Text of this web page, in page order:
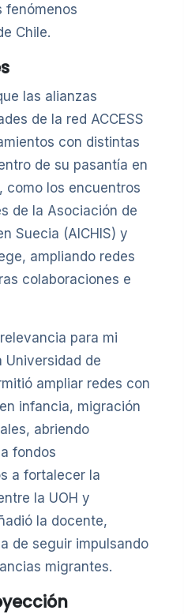
fenómenos
Chile.
las alianzas
de la red ACCESS
con distintas
de su pasantía en
como los encuentros
de la Asociación de
Suecia (AICHIS) y
ampliando redes
colaboraciones e
para mi
de
ampliar redes con
infancia, migración
abriendo
fondos
a fortalecer la
la UOH y
la docente,
de seguir impulsando
migrantes.